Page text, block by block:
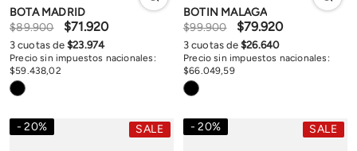
BOTA MADRID
$89.900 $71.920
Precio sin impuestos nacionales:
$59.438,02
3 cuotas de$23.974
BOTIN MALAGA
$99.900 $79.920
Precio sin impuestos nacionales:
$66.049,59
3 cuotas de$26.640
20% SALE 20% SALE